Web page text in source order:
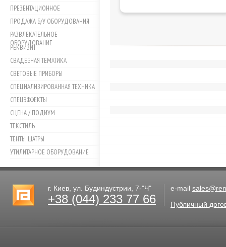
ПРЕЗЕНТАЦИОННОЕ
ПРОДАЖА Б/У ОБОРУДОВАНИЯ
РАЗВЛЕКАТЕЛЬНОЕ
ОБОРУДОВАНИЕ
РЕКВИЗИТ
СВАДЕБНАЯ ТЕМАТИКА
СВЕТОВЫЕ ПРИБОРЫ
СПЕЦИАЛИЗИРОВАННАЯ ТЕХНИКА
СПЕЦЭФФЕКТЫ
СЦЕНА / ПОДИУМ
ТЕКСТИЛЬ
ТЕНТЫ, ШАТРЫ
УТИЛИТАРНОЕ ОБОРУДОВАНИЕ
г. Киев, ул. Будиндустрии, 7-"Ч"
+38 (044) 233 77 66
e-mail
Публичный